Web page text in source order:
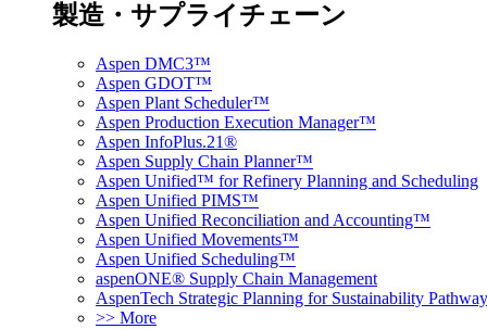
製造・サプライチェーン
Aspen DMC3™
Aspen GDOT™
Aspen Plant Scheduler™
Aspen Production Execution Manager™
Aspen InfoPlus.21®
Aspen Supply Chain Planner™
Aspen Unified™ for Refinery Planning and Scheduling
Aspen Unified PIMS™
Aspen Unified Reconciliation and Accounting™
Aspen Unified Movements™
Aspen Unified Scheduling™
aspenONE® Supply Chain Management
AspenTech Strategic Planning for Sustainability
>> More